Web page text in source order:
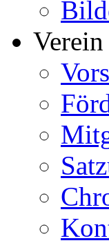
Verein